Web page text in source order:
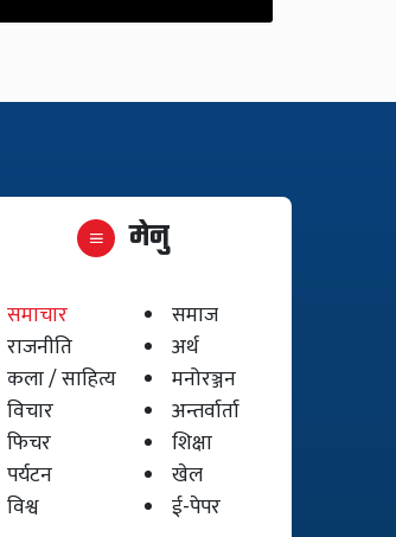
मेनु
समाचार
समाज
राजनीति
अर्थ
कला / साहित्य
मनोरञ्जन
विचार
अन्तर्वार्ता
फिचर
शिक्षा
पर्यटन
खेल
विश्व
ई-पेपर